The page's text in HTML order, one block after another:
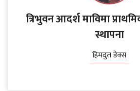
त्रिभुवन आदर्श माविमा
स्थापना
हिमदुत डेक्स